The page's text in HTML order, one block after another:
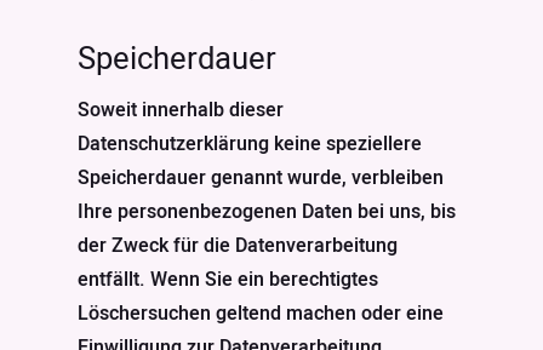
Speicherdauer
Soweit innerhalb dieser
Datenschutzerklärung keine speziellere
Speicherdauer genannt wurde, verbleiben
Ihre personenbezogenen Daten bei uns, bis
der Zweck für die Datenverarbeitung
entfällt. Wenn Sie ein berechtigtes
Löschersuchen geltend machen oder eine